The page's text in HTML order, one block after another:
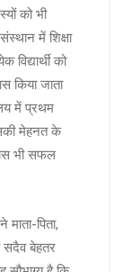
को भी
में शिक्षा
को
किया जाता
में प्रथम
मेहनत के
भी सफल
पिता,
सदैव बेहतर